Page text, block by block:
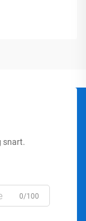
snart.
0/100